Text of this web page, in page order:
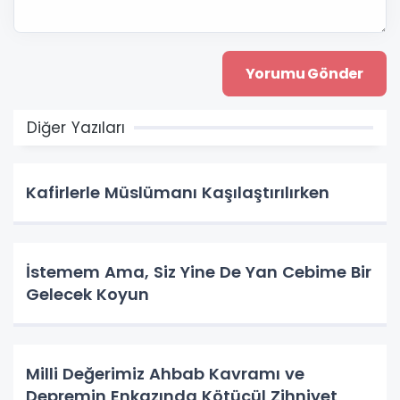
Diğer Yazıları
Kafirlerle Müslümanı Kaşılaştırılırken
İstemem Ama, Siz Yine De Yan Cebime Bir
Gelecek Koyun
Milli Değerimiz Ahbab Kavramı ve
Depremin Enkazında Kötücül Zihniyet